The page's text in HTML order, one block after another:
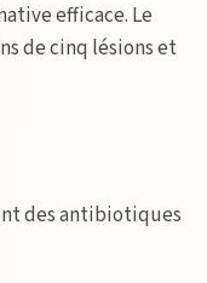
efficace. Le
de cinq lésions et
des antibiotiques